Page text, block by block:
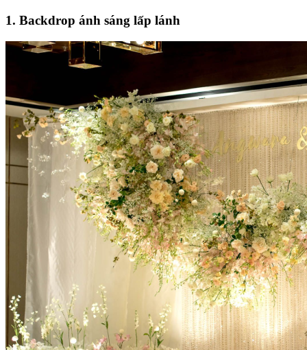
1. Backdrop ánh sáng lấp lánh